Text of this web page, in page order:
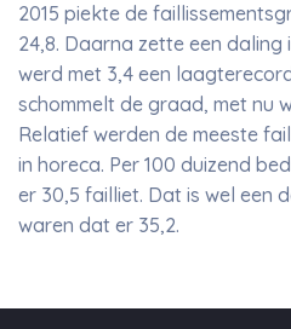
2015 piekte de
24,8. Daarna zette een daling
werd met 3,4 een
schommelt de graad, met nu
Relatief werden de meeste
in horeca. Per 100 duizend
er 30,5 failliet. Dat is wel een
waren dat er 35,2.